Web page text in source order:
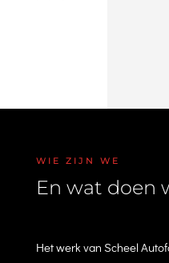
WIE ZIJN WE
En wat doen
Het werk van Scheel